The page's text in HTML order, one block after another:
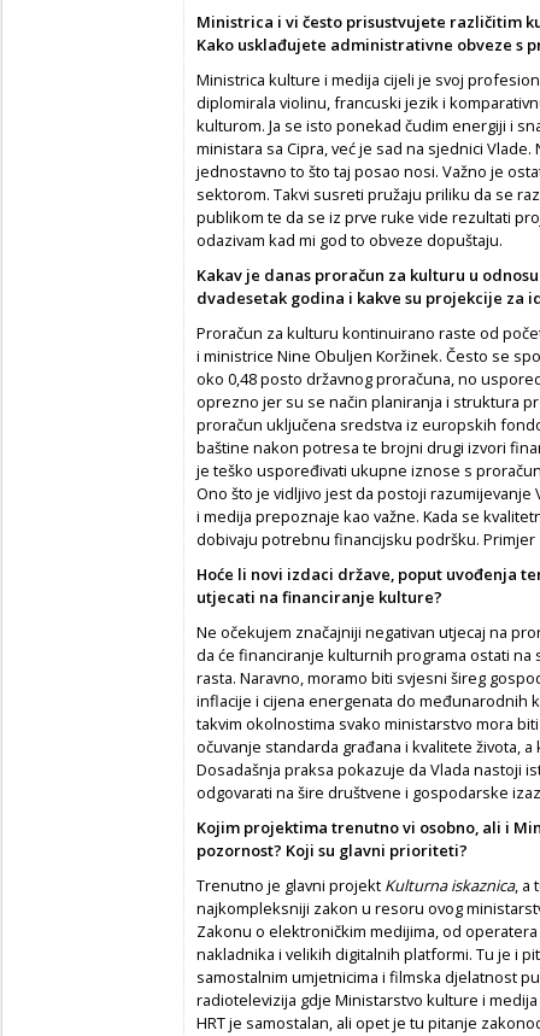
Ministrica i vi često prisustvujete različitim
Kako usklađujete administrativne obveze s
Ministrica kulture i medija cijeli je svoj
diplomirala violinu, francuski jezik i
kulturom. Ja se isto ponekad čudim energiji i
ministara sa Cipra, već je sad na sjednici
jednostavno to što taj posao nosi. Važno je
sektorom. Takvi susreti pružaju priliku da se
publikom te da se iz prve ruke vide rezultati
odazivam kad mi god to obveze dopuštaju.
Kakav je danas proračun za kulturu u
dvadesetak godina i kakve su projekcije za
Proračun za kulturu kontinuirano raste od
i ministrice Nine Obuljen Koržinek. Često se
oko 0,48 posto državnog proračuna, no
oprezno jer su se način planiranja i struktura
proračun uključena sredstva iz europskih
baštine nakon potresa te brojni drugi izvori
je teško uspoređivati ukupne iznose s
Ono što je vidljivo jest da postoji
i medija prepoznaje kao važne. Kada se
dobivaju potrebnu financijsku podršku. Primjer
Hoće li novi izdaci države, poput uvođenja
utjecati na financiranje kulture?
Ne očekujem značajniji negativan utjecaj na
da će financiranje kulturnih programa ostati
rasta. Naravno, moramo biti svjesni šireg
inflacije i cijena energenata do međunarodnih
takvim okolnostima svako ministarstvo mora
očuvanje standarda građana i kvalitete života,
Dosadašnja praksa pokazuje da Vlada nastoji
odgovarati na šire društvene i gospodarske
Kojim projektima trenutno vi osobno, ali i
pozornost? Koji su glavni prioriteti?
Trenutno je glavni projekt Kulturna iskaznica, a
najkompleksniji zakon u resoru ovog
Zakonu o elektroničkim medijima, od
nakladnika i velikih digitalnih platformi. Tu je i
samostalnim umjetnicima i filmska djelatnost
radiotelevizija gdje Ministarstvo kulture i
HRT je samostalan, ali opet je tu pitanje